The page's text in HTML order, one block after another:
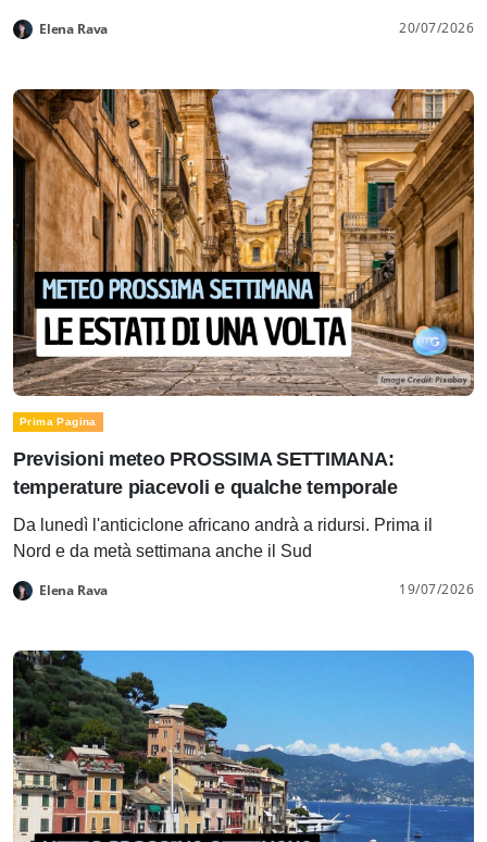
Elena Rava 20/07/2026
Prima Pagina
Previsioni meteo PROSSIMA SETTIMANA:
temperature piacevoli e qualche temporale
Da lunedì l'anticiclone africano andrà a ridursi. Prima il
Nord e da metà settimana anche il Sud
Elena Rava 19/07/2026